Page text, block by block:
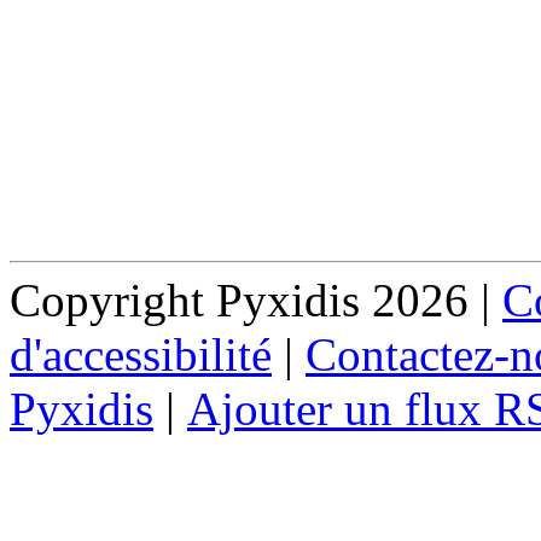
Copyright Pyxidis 2026 |
d'accessibilité | Contactez-
Pyxidis | Ajouter un flux